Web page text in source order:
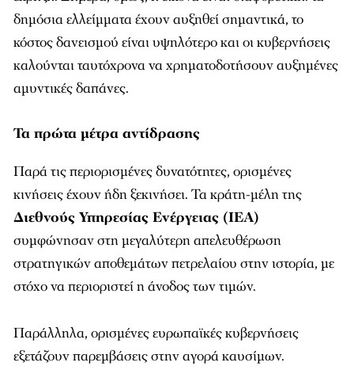
δημόσια ελλείμματα έχουν αυξηθεί σημαντικά, το
κόστος δανεισμού είναι υψηλότερο και οι κυβερνήσεις
καλούνται ταυτόχρονα να χρηματοδοτήσουν αυξημένες
αμυντικές δαπάνες.
Τα πρώτα μέτρα αντίδρασης
Παρά τις περιορισμένες δυνατότητες, ορισμένες
κινήσεις έχουν ήδη ξεκινήσει. Τα κράτη-μέλη της
Διεθνούς Υπηρεσίας Ενέργειας (IEA)
συμφώνησαν στη μεγαλύτερη απελευθέρωση
στρατηγικών αποθεμάτων πετρελαίου στην ιστορία, με
στόχο να περιοριστεί η άνοδος των τιμών.
Παράλληλα, ορισμένες ευρωπαϊκές κυβερνήσεις
εξετάζουν παρεμβάσεις στην αγορά καυσίμων.